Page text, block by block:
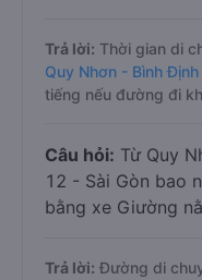
Trả lời: Thời gian di
Quy Nhơn - Bình
tiếng nếu đường đi
Câu hỏi: Từ Quy
12 - Sài Gòn bao
bằng xe Giường
Trả lời: Đường di